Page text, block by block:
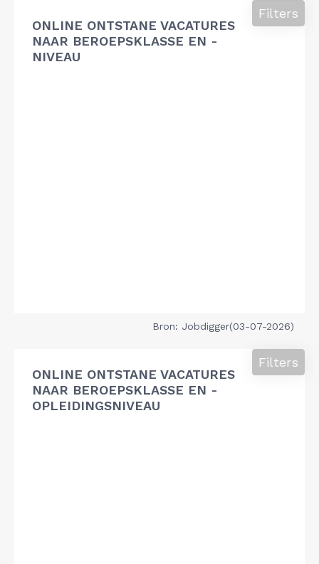
ONLINE ONTSTANE VACATURES
NAAR BEROEPSKLASSE EN -
NIVEAU
Filters
Bron: Jobdigger(03-07-2026)
ONLINE ONTSTANE VACATURES
NAAR BEROEPSKLASSE EN -
OPLEIDINGSNIVEAU
Filters